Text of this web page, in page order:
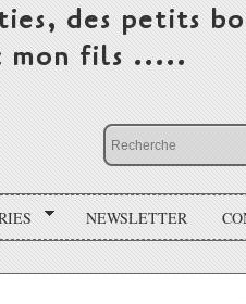
des petits
mon fils .....
NEWSLETTER